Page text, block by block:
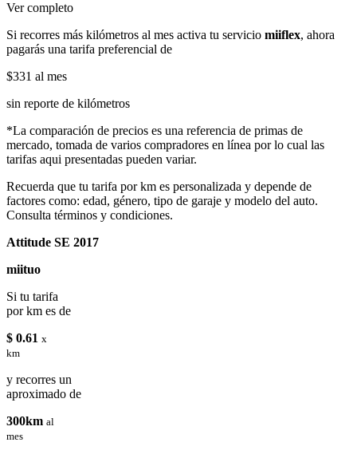
Ver completo
Si recorres más kilómetros al mes activa tu servicio miiflex, ahora
pagarás una tarifa preferencial de
$331 al mes
sin reporte de kilómetros
*La comparación de precios es una referencia de primas de
mercado, tomada de varios compradores en línea por lo cual las
tarifas aqui presentadas pueden variar.
Recuerda que tu tarifa por km es personalizada y depende de
factores como: edad, género, tipo de garaje y modelo del auto.
Consulta términos y condiciones.
Attitude SE 2017
miituo
Si tu tarifa
por km es de
$ 0.61 x
km
y recorres un
aproximado de
300km al
mes